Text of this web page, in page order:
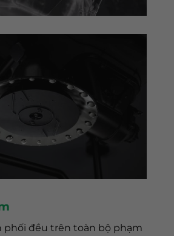
phối đều trên toàn bộ phạm